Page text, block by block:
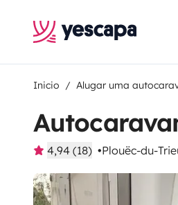
Inicio Alugar uma
4,94 (18) Plouëc-du-